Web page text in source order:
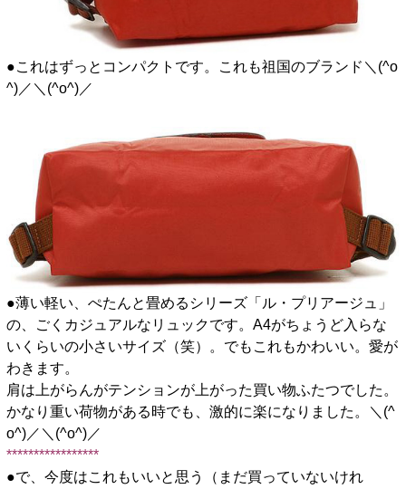
●これはずっとコンパクトです。これも祖国のブランド＼(^o
^)／＼(^o^)／
●薄い軽い、ぺたんと畳めるシリーズ「ル・プリアージュ」
の、ごくカジュアルなリュックです。A4がちょうど入らな
いくらいの小さいサイズ（笑）。でもこれもかわいい。愛が
わきます。
肩は上がらんがテンションが上がった買い物ふたつでした。
かなり重い荷物がある時でも、激的に楽になりました。＼(^
o^)／＼(^o^)／
*****************
●で、今度はこれもいいと思う（まだ買っていないけれ